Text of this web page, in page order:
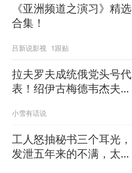
《亚洲频道之演习》精选
合集！
吕新说影视 1跟贴
拉夫罗夫成统俄党头号代
表！绍伊古梅德韦杰夫双
懂了吗
小雪有话说
工人怒抽秘书三个耳光，
发泄五年来的不满，太解